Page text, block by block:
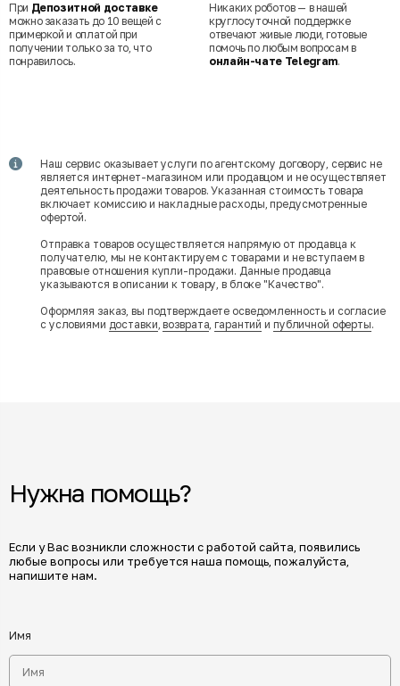
При Депозитной доставке
можно заказать до 10 вещей с
примеркой и оплатой при
получении только за то, что
понравилось.
Никаких роботов — в нашей
круглосуточной поддержке
отвечают живые люди, готовые
помочь по любым вопросам в
онлайн-чате Telegram.
Наш сервис оказывает услуги по агентскому договору, сервис не
является интернет-магазином или продавцом и не осуществляет
деятельность продажи товаров. Указанная стоимость товара
включает комиссию и накладные расходы, предусмотренные
офертой.
Отправка товаров осуществляется напрямую от продавца к
получателю, мы не контактируем с товарами и не вступаем в
правовые отношения купли-продажи. Данные продавца
указываются в описании к товару, в блоке "Качество".
Оформляя заказ, вы подтверждаете осведомленность и согласие
с условиями доставки,возврата,гарантий и публичной оферты.
Нужна помощь?
Если у Вас возникли сложности с работой сайта, появились
любые вопросы или требуется наша помощь, пожалуйста,
напишите нам.
Имя